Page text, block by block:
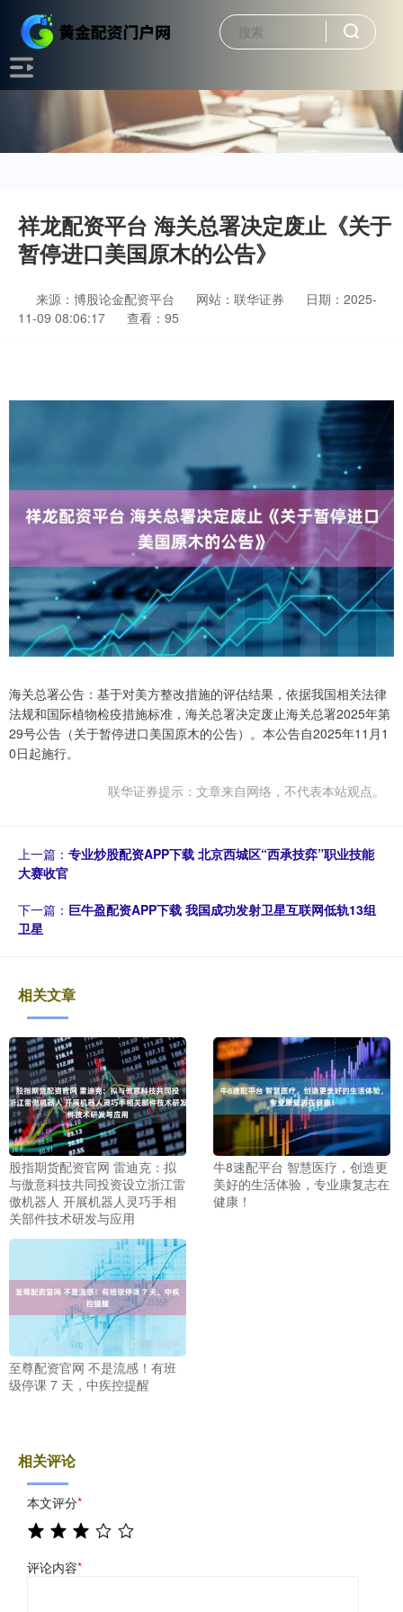
祥龙配资平台 海关总署决定废止《关于
暂停进口美国原木的公告》
来源：博股论金配资平台 网站：联华证券
日期：2025-
11-09 08:06:17
查看：95
海关总署公告：基于对美方整改措施的评估结果，依据我国相关法律
法规和国际植物检疫措施标准，海关总署决定废止海关总署2025年第
29号公告（关于暂停进口美国原木的公告）。本公告自2025年11月1
0日起施行。
联华证券提示：文章来自网络，不代表本站观点。
上一篇： 专业炒股配资APP下载 北京西城区“西承技弈”职业技能
大赛收官
下一篇： 巨牛盈配资APP下载 我国成功发射卫星互联网低轨13组
卫星
相关文章
股指期货配资官网 雷迪克：拟
与傲意科技共同投资设立浙江雷
傲机器人 开展机器人灵巧手相
关部件技术研发与应用
牛8速配平台 智慧医疗，创造更
美好的生活体验，专业康复志在
健康！
至尊配资官网 不是流感！有班
级停课 7 天，中疾控提醒
相关评论
本文评分*
评论内容*